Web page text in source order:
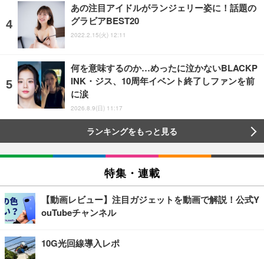
あの注目アイドルがランジェリー姿に！話題の
グラビアBEST20
2022.2.15(火) 12:11
何を意味するのか…めったに泣かないBLACKP
INK・ジス、10周年イベント終了しファンを前
に涙
2026.8.9(日) 11:17
ランキングをもっと見る
特集・連載
【動画レビュー】注目ガジェットを動画で解説！公式Y
ouTubeチャンネル
10G光回線導入レポ